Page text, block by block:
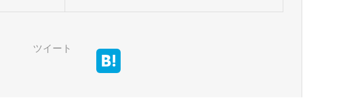
ツイート